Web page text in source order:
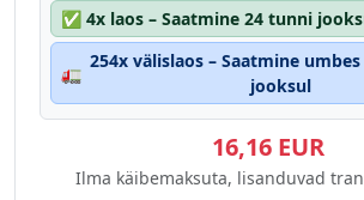
✅ 4x laos – Saatmine 24 tunni
🚛
254x välislaos – Saatmine
jooksul
16,16 EUR
Ilma käibemaksuta, lisanduvad